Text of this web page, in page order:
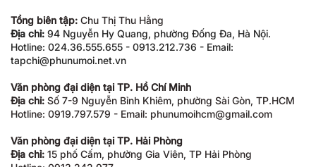
Tổng biên tập: Chu Thị Thu Hằng
Địa chỉ: 94 Nguyễn Hy Quang, phường Đống Đa, Hà Nội.
Hotline: 024.36.555.655 - 0913.212.736 - Email:
tapchi@phunumoi.net.vn
Văn phòng đại diện tại TP. Hồ Chí Minh
Địa chỉ: Số 7-9 Nguyễn Bỉnh Khiêm, phường Sài Gòn, TP.HCM
Hotline: 0919.797.579 - Email: phunumoihcm@gmail.com
Văn phòng đại diện tại TP. Hải Phòng
Địa chỉ: 15 phố Cấm, phường Gia Viên, TP Hải Phòng